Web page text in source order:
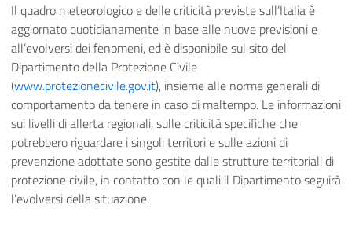
Il quadro meteorologico e delle criticità previste sull’Italia è
aggiornato quotidianamente in base alle nuove previsioni e
all’evolversi dei fenomeni, ed è disponibile sul sito del
Dipartimento della Protezione Civile
(www.protezionecivile.gov.it), insieme alle norme generali di
comportamento da tenere in caso di maltempo. Le informazioni
sui livelli di allerta regionali, sulle criticità specifiche che
potrebbero riguardare i singoli territori e sulle azioni di
prevenzione adottate sono gestite dalle strutture territoriali di
protezione civile, in contatto con le quali il Dipartimento seguirà
l’evolversi della situazione.